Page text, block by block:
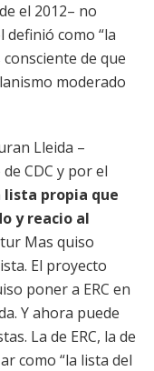
el 2012– no
como “la
de que
moderado
Lleida –
CDC y por el
lista propia que
y reacio al
Mas quiso
El proyecto
poner a ERC en
Y ahora puede
La de ERC, la de
como “la lista del